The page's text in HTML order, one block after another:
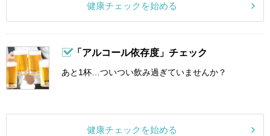
健康チェックを始める
「アルコール依存度」チェック
あと1杯…ついつい飲み過ぎていませんか？
健康チェックを始める